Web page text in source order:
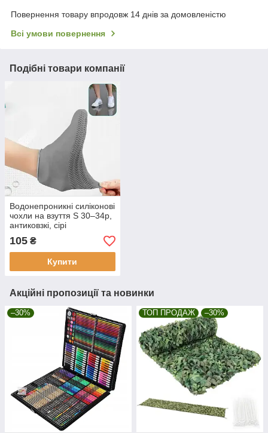
Повернення товару впродовж 14 днів за домовленістю
Всі умови повернення
Подібні товари компанії
Водонепроникні силіконові
чохли на взуття S 30–34р,
антиковзкі, сірі
105 ₴
Купити
Акційні пропозиції та новинки
–30% ТОП ПРОДАЖ –30%